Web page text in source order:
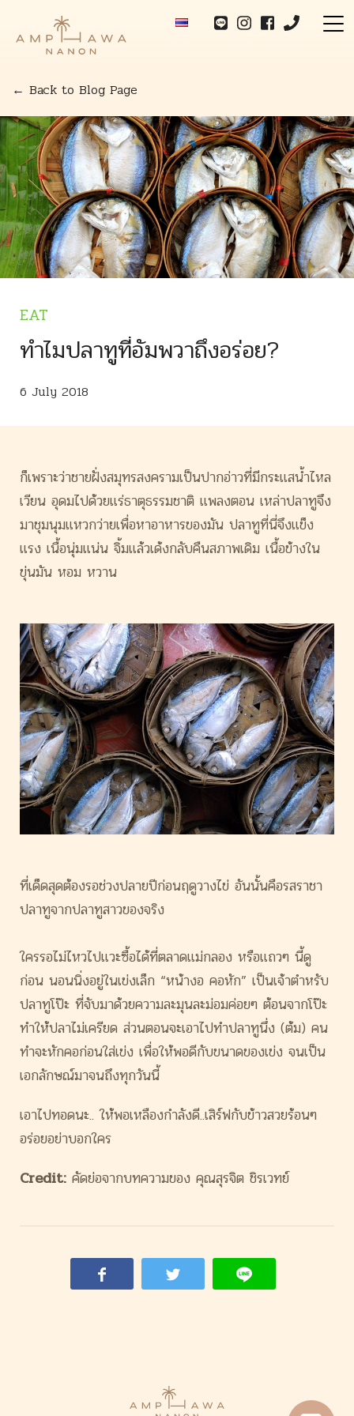
Sleepy Sanctuary
Sleepy Deluxe with Bathtub
Two Bedroom Suite
Gallery
← Back to Blog Page
EAT
ทำไมปลาทูที่อัมพวาถึงอร่อย?
6 July 2018
ก็เพราะว่าชายฝั่งสมุทรสงครามเป็นปากอ่าวที่มีกระแสน้ำไหล
เวียน อุดมไปด้วยแร่ธาตุธรรมชาติ แพลงตอน เหล่าปลาทูจึง
มาชุมนุมแหวกว่ายเพื่อหาอาหารของมัน ปลาทูที่นี่จึงแข็ง
แรง เนื้อนุ่มแน่น จิ้มแล้วเด้งกลับคืนสภาพเดิม เนื้อข้างใน
ขุ่นมัน หอม หวาน
ที่เด็ดสุดต้องรอช่วงปลายปีก่อนฤดูวางไข่ อันนั้นคือรสราชา
ปลาทูจากปลาทูสาวของจริง
ใครรอไม่ไหวไปแวะซื้อได้ที่ตลาดแม่กลอง หรือแถวๆ นี้ดู
ก่อน นอนนิ่งอยู่ในเข่งเล็ก “หน้างอ คอหัก” เป็นเจ้าตำหรับ
ปลาทูโป๊ะ ที่จับมาด้วยความละมุนละม่อมค่อยๆ ต้อนจากโป๊ะ
ทำให้ปลาไม่เครียด ส่วนตอนจะเอาไปทำปลาทูนึ่ง (ต้ม) คน
ทำจะหักคอก่อนใส่เข่ง เพื่อให้พอดีกับขนาดของเข่ง จนเป็น
เอกลักษณ์มาจนถึงทุกวันนี้
เอาไปทอดนะ.. ให้พอเหลืองกำลังดี..เสิร์ฟกับข้าวสวยร้อนๆ
อร่อยอย่าบอกใคร
Credit: คัดย่อจากบทความของ คุณสุรจิต ชิรเวทย์